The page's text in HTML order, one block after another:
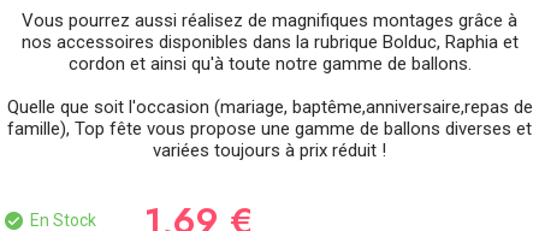
Vous pourrez aussi réalisez de magnifiques montages grâce à
nos accessoires disponibles dans la rubrique Bolduc, Raphia et
cordon et ainsi qu'à toute notre gamme de ballons.
Quelle que soit l'occasion (mariage, baptême,anniversaire,repas de
famille), Top fête vous propose une gamme de ballons diverses et
variées toujours à prix réduit !
En Stock 1,69 €